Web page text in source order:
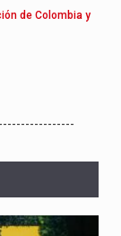
de Colombia y